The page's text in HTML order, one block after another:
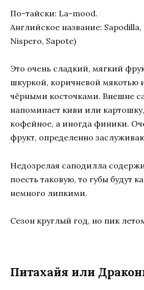
По-тайски: La-mood.
Английское название: Sapodilla,
Nispero, Sapote)
Это очень сладкий, мягкий
шкуркой, коричневой мякотью
чёрными косточками. Внешне
напоминает киви или
кофейное, а иногда финики.
фрукт, определенно
Недозрелая саподилла
поесть таковую, то губы будут
немного липкими.
Сезон круглый год, но пик
Питахайя или